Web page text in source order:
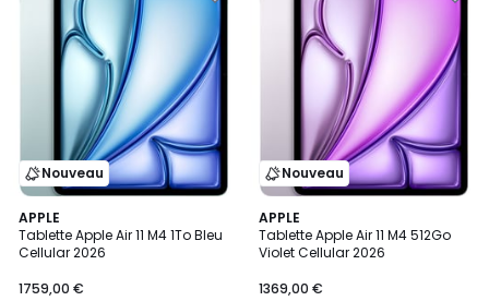
Nouveau
APPLE
Tablette Apple Air 11 M4 1To Bleu
Cellular 2026
€.
1759,00 €
Nouveau
APPLE
Tablette Apple Air 11 M4 512Go
Violet Cellular 2026
1369,00 €